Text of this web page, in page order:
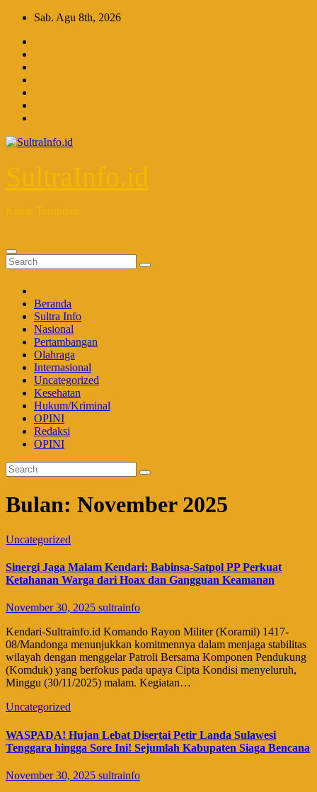
Skip
content
Sab. Agu 8th, 2026
SultraInfo.id
Kabar Terupdate
Beranda
Sultra Info
Nasional
Pertambangan
Olahraga
Internasional
Uncategorized
Kesehatan
Hukum/Kriminal
OPINI
Redaksi
OPINI
Bulan: November 2025
Uncategorized
Sinergi Jaga Malam Kendari: Babinsa-Satpol PP Perkuat
Ketahanan Warga dari Hoax dan Gangguan Keamanan
November 30, 2025 sultrainfo
​Kendari-Sultrainfo.id Komando Rayon Militer (Koramil) 1417-
08/Mandonga menunjukkan komitmennya dalam menjaga stabilitas
wilayah dengan menggelar Patroli Bersama Komponen Pendukung
(Komduk) yang berfokus pada upaya Cipta Kondisi menyeluruh,
Minggu (30/11/2025) malam. ​Kegiatan…
Uncategorized
WASPADA! Hujan Lebat Disertai Petir Landa Sulawesi
Tenggara hingga Sore Ini! Sejumlah Kabupaten Siaga Bencana
November 30, 2025 sultrainfo